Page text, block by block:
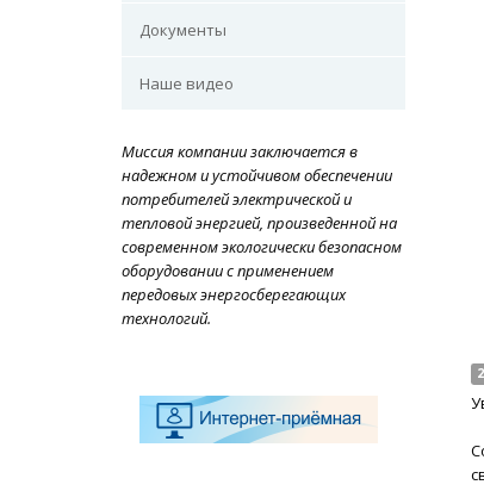
Документы
Наше видео
Миссия компании заключается в
надежном и устойчивом обеспечении
потребителей электрической и
тепловой энергией, произведенной на
современном экологически безопасном
оборудовании с применением
передовых энергосберегающих
технологий.